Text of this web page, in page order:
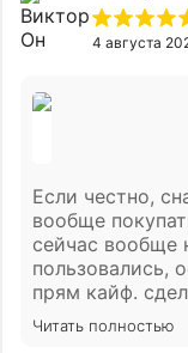
4 августа
Если честно,
вообще
сейчас вообще
пользовались,
прям кайф.
ничего нигде
все как
Читать полностью